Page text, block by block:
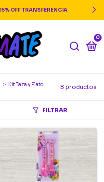
OFF TRANSFERENCIA
0
> Kit Taza y Plato 8 productos
FILTRAR